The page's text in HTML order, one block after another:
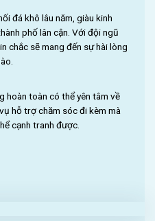
đá khô lâu năm, giàu kinh
phố lân cận. Với đội ngũ
chắc sẽ mang đến sự hài lòng
hoàn toàn có thể yên tâm về
hỗ trợ chăm sóc đi kèm mà
cạnh tranh được.